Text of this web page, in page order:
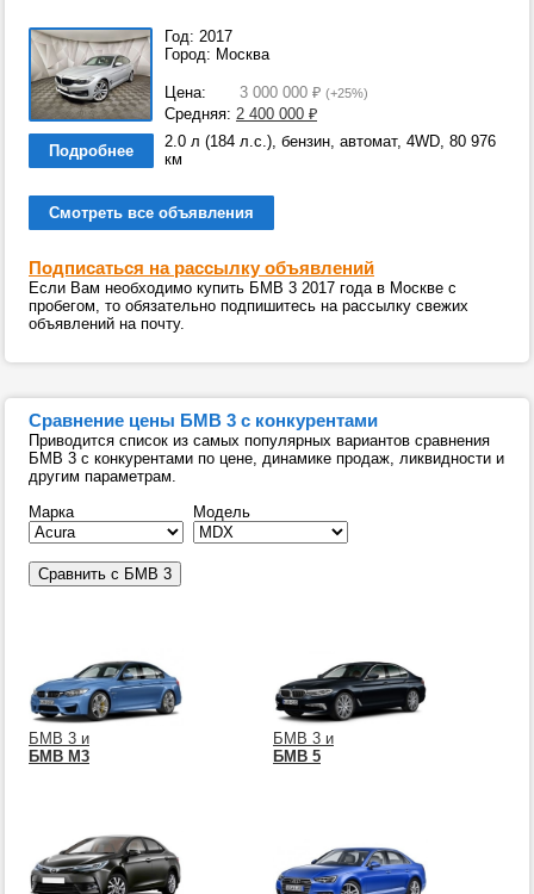
Год: 2017
Город: Москва
Цена: 3 000 000 ₽ (+25%)
Средняя: 2 400 000 ₽
Подробнее
2.0 л (184 л.с.), бензин, автомат, 4WD, 80 976
км
Смотреть все объявления
Подписаться на рассылку объявлений
Если Вам необходимо купить БМВ 3 2017 года в Москве с
пробегом, то обязательно подпишитесь на рассылку свежих
объявлений на почту.
Сравнение цены БМВ 3 с конкурентами
Приводится список из самых популярных вариантов сравнения
БМВ 3 с конкурентами по цене, динамике продаж, ликвидности и
другим параметрам.
Марка
Модель
БМВ 3 и
БМВ М3
БМВ 3 и
БМВ 5